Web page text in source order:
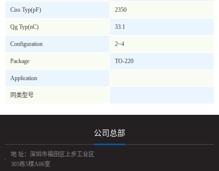
Ciss Typ(pF) 2350
Qg Typ(nC) 33.1
Configuration 2~4
Package TO-220
Application
同类型号
公司总部
地 址：深圳市福田区上步工业区
305栋5楼A06室